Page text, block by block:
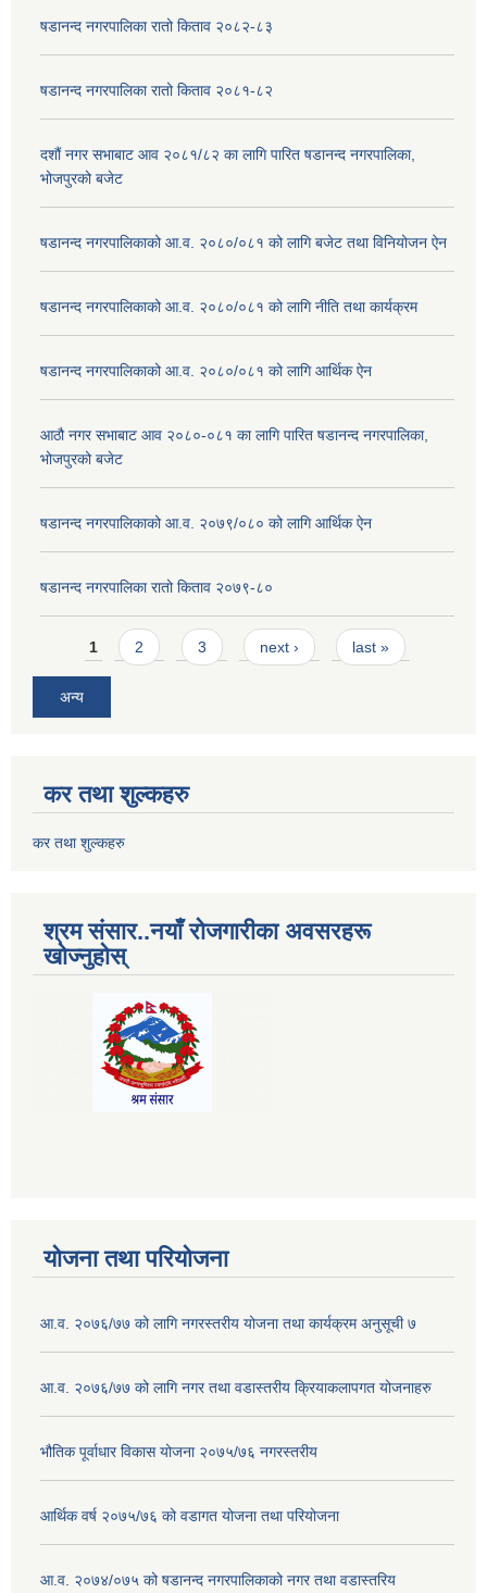
षडानन्द नगरपालिका रातो किताव २०८२-८३
षडानन्द नगरपालिका रातो किताव २०८१-८२
दशौं नगर सभाबाट आव २०८१/८२ का लागि पारित षडानन्द नगरपालिका,
भोजपुरको बजेट
षडानन्द नगरपालिकाको आ.व. २०८०/०८१ को लागि बजेट तथा विनियोजन ऐन
षडानन्द नगरपालिकाको आ.व. २०८०/०८१ को लागि नीति तथा कार्यक्रम
षडानन्द नगरपालिकाको आ.व. २०८०/०८१ को लागि आर्थिक ऐन
आठौ नगर सभाबाट आव २०८०-०८१ का लागि पारित षडानन्द नगरपालिका,
भोजपुरको बजेट
षडानन्द नगरपालिकाको आ.व. २०७९/०८० को लागि आर्थिक ऐन
षडानन्द नगरपालिका रातो किताव २०७९-८०
Pages
1 2 3 next › last »
अन्य
कर तथा शुल्कहरु
कर तथा शुल्कहरु
श्रम संसार..नयाँ रोजगारीका अवसरहरू
खोज्नुहोस्
योजना तथा परियोजना
आ.व. २०७६/७७ को लागि नगरस्तरीय योजना तथा कार्यक्रम अनुसूची ७
आ.व. २०७६/७७ को लागि नगर तथा वडास्तरीय क्रियाकलापगत योजनाहरु
भौतिक पूर्वाधार विकास योजना २०७५/७६ नगरस्तरीय
आर्थिक वर्ष २०७५/७६ को वडागत योजना तथा परियोजना
आ.व. २०७४/०७५ को षडानन्द नगरपालिकाको नगर तथा वडास्तरिय